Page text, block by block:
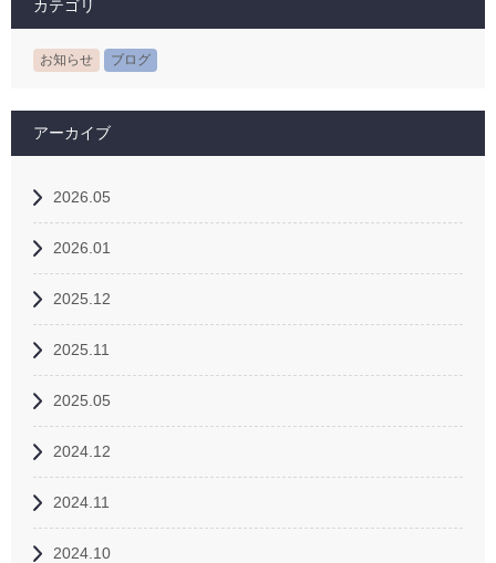
カテゴリ
お知らせ ブログ
アーカイブ
2026.05
2026.01
2025.12
2025.11
2025.05
2024.12
2024.11
2024.10